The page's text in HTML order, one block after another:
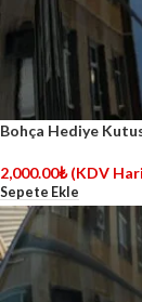
Bohça Hediye
2,000.00₺ (KDV
Sepete Ekle